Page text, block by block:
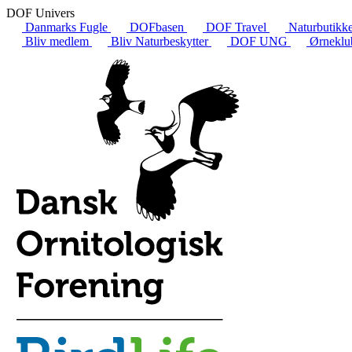
DOF Univers
Danmarks Fugle
DOFbasen DOF Travel
Bliv medlem
Bliv Naturbeskytter DOF UNG